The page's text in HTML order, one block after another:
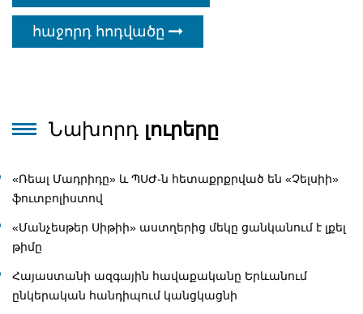
հաջորդ հոդվածը
Նախորդ լուրերը
«Ռեալ Մադրիդը» և ՊՍԺ-ն հետաքրքրված են «Չելսիի»
ֆուտբոլիստով
«Մանչեսթեր Սիթիի» աստղերից մեկը ցանկանում է լքել
թիմը
Հայաստանի ազգային հավաքականը Երևանում
ընկերական հանդիպում կանցկացնի